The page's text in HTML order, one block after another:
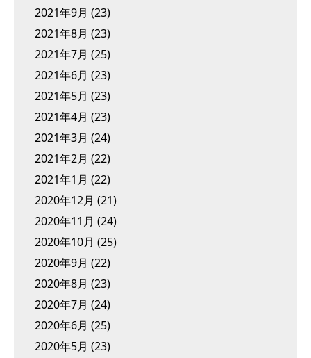
2021年9月 (23)
2021年8月 (23)
2021年7月 (25)
2021年6月 (23)
2021年5月 (23)
2021年4月 (23)
2021年3月 (24)
2021年2月 (22)
2021年1月 (22)
2020年12月 (21)
2020年11月 (24)
2020年10月 (25)
2020年9月 (22)
2020年8月 (23)
2020年7月 (24)
2020年6月 (25)
2020年5月 (23)